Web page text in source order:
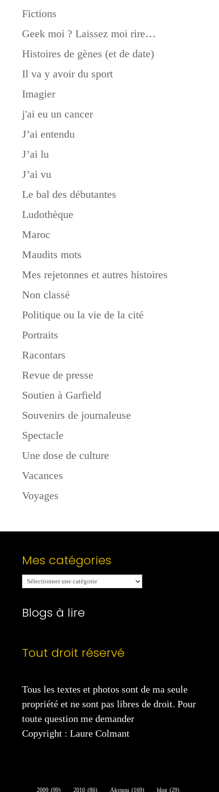
Fictions
Geek moi ? Laissez moi rire…
Histoires de gènes (et de date)
Il va y avoir du sport
Imagier
j'ai eu un cancer
J’ai entendu
J’ai lu
J’ai vu
Le bal des débutantes
Ludothèque
Maroc
Maudits mots
Mes rejetonnes et autres histoires
Non classé
Politique ou la vie de la cité
Portraits
Racontars
Revue de presse
Soutien à Garfield
Souvenirs de journaleuse
Spectacle
Une dose de culture
Vacances
Voyages
Mes catégories
Mes
catégories
Blogs à lire
Tout droit réservé
Tous les textes et photos sont de ma seule
propriété et ne sont pas libres de droit. Pour
toute question me demander
Copyright : Laure Colmant
2009 (99) 2010 (86) Akynou (169) blog (29)